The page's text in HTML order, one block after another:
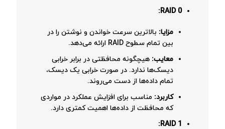
RAID 0:
مزایا: بالاترین سرعت خواندن و نوشتن را در
بین تمام سطوح RAID ارائه می‌دهد.
معایب: هیچگونه محافظتی در برابر خرابی
دیسک‌ها ندارد. در صورت خرابی یک دیسک،
تمام داده‌ها از دست می‌روند.
کاربرد: مناسب برای افزایش عملکرد در مواردی
که محافظت از داده‌ها اهمیت کمتری دارد.
RAID 1: